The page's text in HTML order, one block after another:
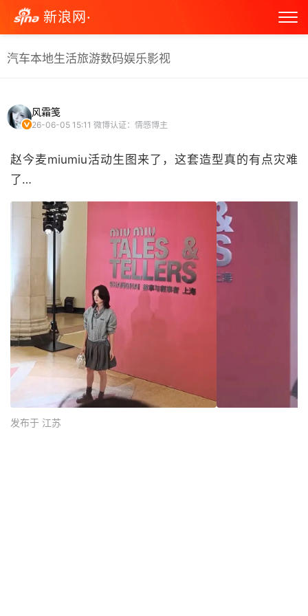
新浪网·
汽车本地生活旅游数码娱乐影视
风霜笺
26-06-05 15:11 微博认证：情感博主
赵今麦miumiu活动生图来了，这套造型真的有点灾难
了… ​
发布于 江苏